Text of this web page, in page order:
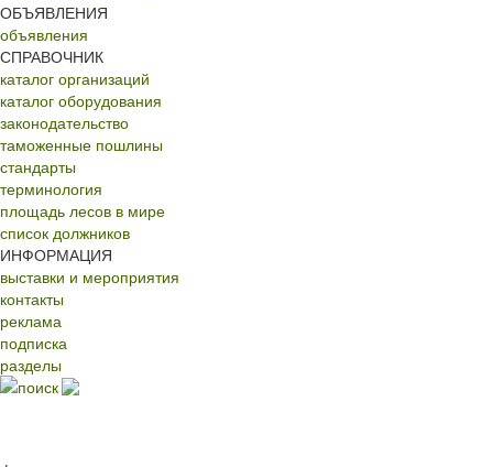
ОБЪЯВЛЕНИЯ
объявления
СПРАВОЧНИК
каталог организаций
каталог оборудования
законодательство
таможенные пошлины
стандарты
терминология
площадь лесов в мире
список должников
ИНФОРМАЦИЯ
выставки и мероприятия
контакты
реклама
подписка
разделы
поиск